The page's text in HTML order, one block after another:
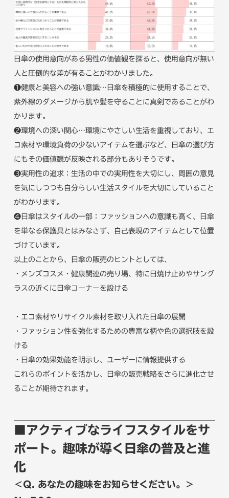
日傘の使用意向がある男性の価値観を探ると、使用意向が無い
人と圧倒的な差が有ることがわかりました。
❶健康と美容への強い意識…日傘を積極的に使用することで、
紫外線のダメージから肌や髪を守ることに真剣であることがわ
かります。
❷環境への深い関心…環境にやさしい生活を重視しており、エ
コ素材や環境負荷の少ないアイテムを選ぶなど、日傘の選び方
にもその価値観が反映される部分もありそうです。
❸実用性の追求：生活の中での実用性を大切にし、周囲の意見
を気にしつつも自分らしい生活スタイルを大切にしていること
がわかります。
❹日傘はスタイルの一部：ファッションへの意識も高く、日傘
を単なる保護具とはみなさず、自己表現のアイテムとして位置
づけています。
以上のことから、日傘の販売のヒントとしては、
・メンズコスメ・健康関連の売り場、特に日焼け止めやサング
ラスの近くに日傘コーナーを設ける
・エコ素材やリサイクル素材を取り入れた日傘の展開
・ファッション性を強化するための豊富な柄や色の選択肢を設
ける
・日傘の効果効能を明示し、ユーザーに情報提供する
これらのポイントを活かし、日傘の販売戦略をさらに進化させ
ることが期待されます。
■アクティブなライフスタイルをサ
ポート。趣味が導く日傘の普及と進
化
＜Q. あなたの趣味をお知らせください。＞